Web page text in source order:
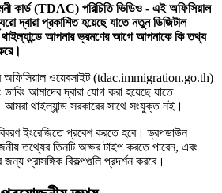
কার্ড (TDAC) পরিচিতি ভিডিও - এই অফিসিয়াল
দ্বারা প্রকাশিত হয়েছে যাতে নতুন ডিজিটাল
থাইল্যান্ডে আপনার ভ্রমণের আগে আপনাকে কি তথ্য
অফিসিয়াল ওয়েবসাইট (tdac.immigration.go.th)
আমাদের দ্বারা যোগ করা হয়েছে যাতে
আমরা থাইল্যান্ড সরকারের সাথে সংযুক্ত নই।
ইংরেজিতে প্রবেশ করতে হবে। ড্রপডাউন
তথ্যের তিনটি অক্ষর টাইপ করতে পারেন, এবং
জন্য প্রাসঙ্গিক বিকল্পগুলি প্রদর্শন করবে।